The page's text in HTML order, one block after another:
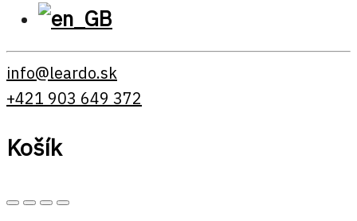
info@leardo.sk
+421 903 649 372
Košík